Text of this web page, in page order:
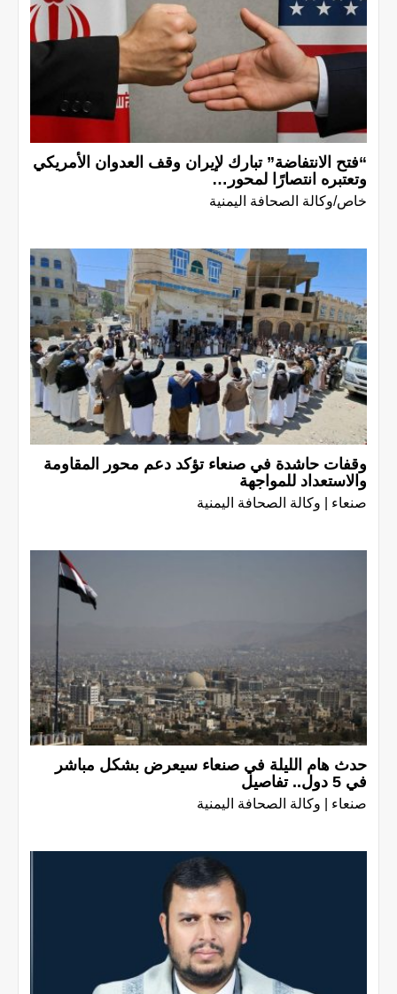
“فتح الانتفاضة” تبارك لإيران وقف العدوان الأمريكي
وتعتبره انتصارًا لمحور…
خاص/وكالة الصحافة اليمنية
وقفات حاشدة في صنعاء تؤكد دعم محور المقاومة
والاستعداد للمواجهة
صنعاء | وكالة الصحافة اليمنية
حدث هام الليلة في صنعاء سيعرض بشكل مباشر
في 5 دول.. تفاصيل
صنعاء | وكالة الصحافة اليمنية